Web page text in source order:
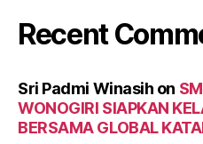
Recent
Sri Padmi Winasih on
WONOGIRI SIAPKAN
BERSAMA GLOBAL